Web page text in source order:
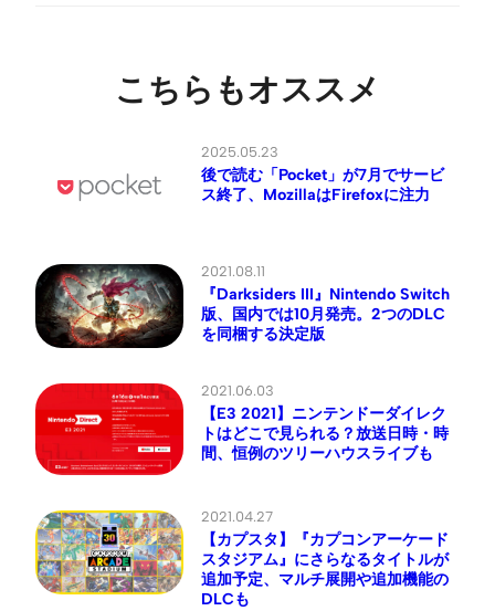
こちらもオススメ
2025.05.23
後で読む「Pocket」が7月でサービ
ス終了、MozillaはFirefoxに注力
2021.08.11
『Darksiders III』Nintendo Switch
版、国内では10月発売。2つのDLC
を同梱する決定版
2021.06.03
【E3 2021】ニンテンドーダイレク
トはどこで見られる？放送日時・時
間、恒例のツリーハウスライブも
2021.04.27
【カプスタ】『カプコンアーケード
スタジアム』にさらなるタイトルが
追加予定、マルチ展開や追加機能の
DLCも